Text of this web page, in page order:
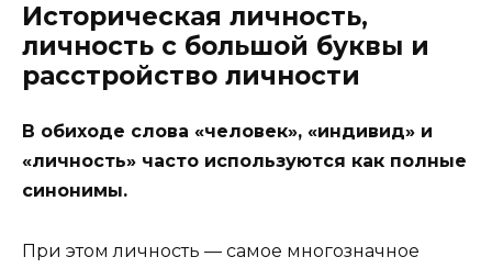
Историческая личность,
личность с большой буквы и
расстройство личности
В обиходе слова «человек», «индивид» и
«личность» часто используются как полные
синонимы.
При этом личность — самое многозначное